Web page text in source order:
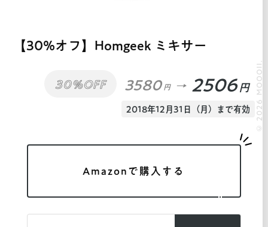
【30%オフ】Homgeek ミキサー
30%OFF 3580 円 2506 円
2018年12月31日（月）まで有効
Amazonで購入する
© 2026 MOOOII.